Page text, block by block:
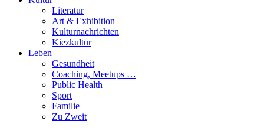
Literatur
Art & Exhibition
Kulturnachrichten
Kiezkultur
Leben
Gesundheit
Coaching, Meetups …
Public Health
Sport
Familie
Zu Zweit